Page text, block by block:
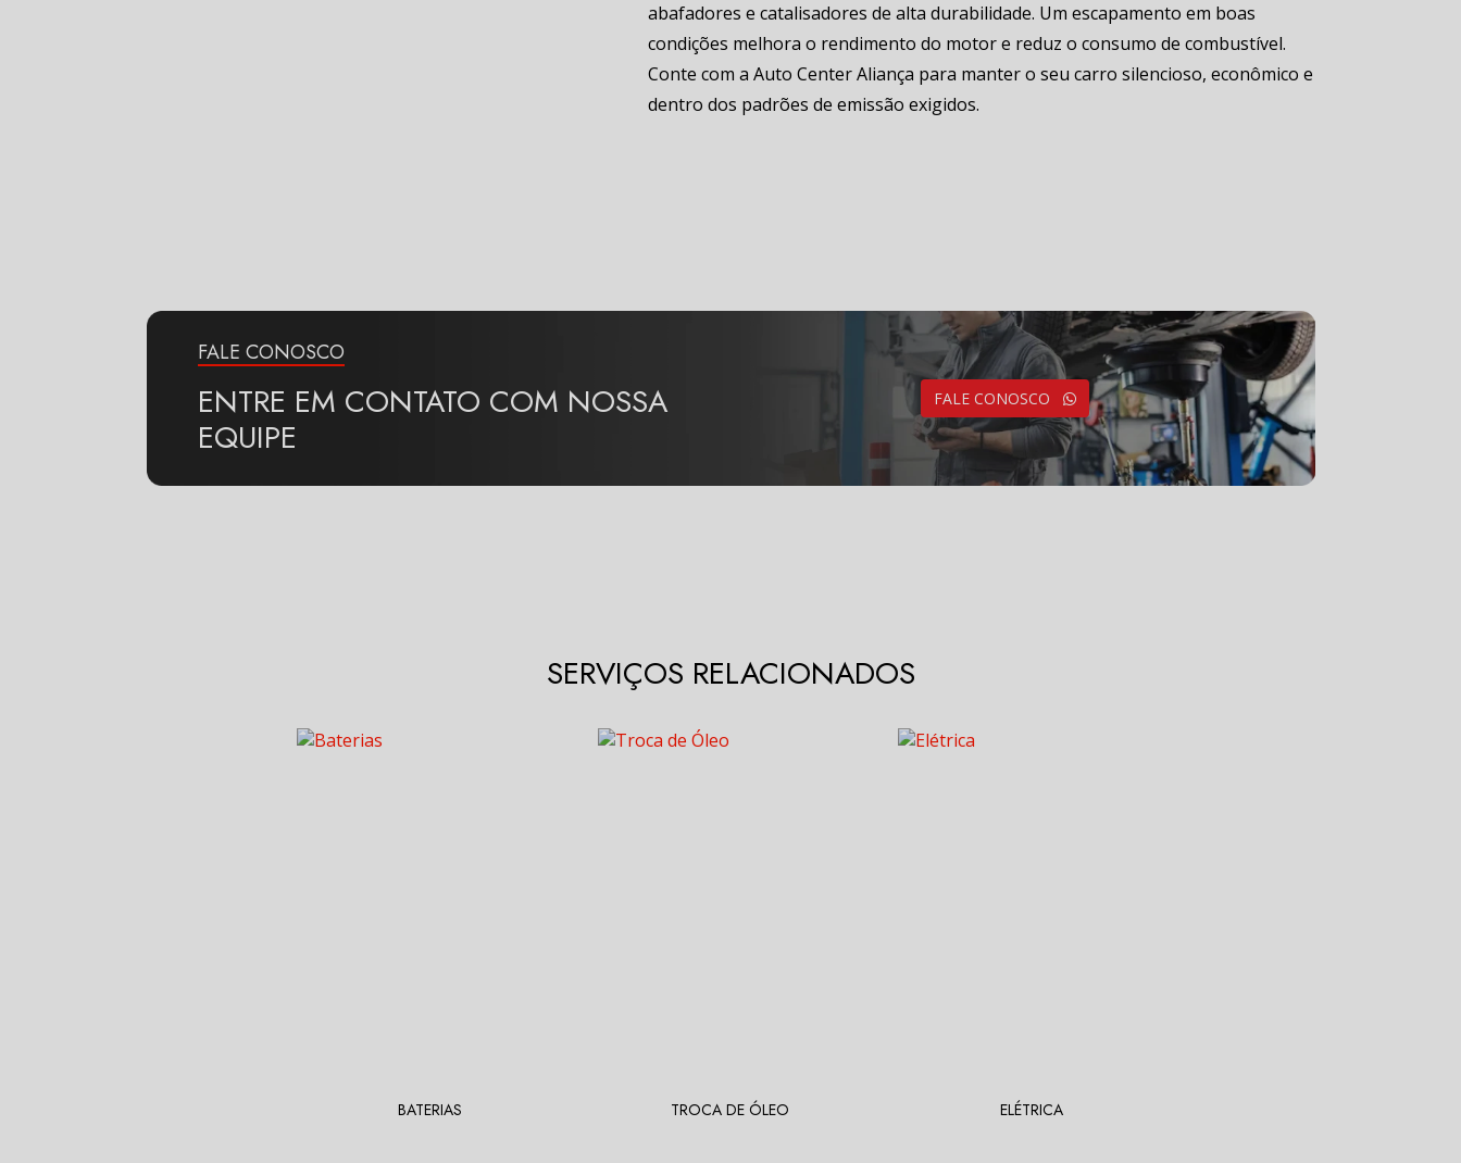
abafadores e catalisadores de alta durabilidade. Um escapamento em boas
condições melhora o rendimento do motor e reduz o consumo de combustível.
Conte com a Auto Center Aliança para manter o seu carro silencioso, econômico e
dentro dos padrões de emissão exigidos.
FALE CONOSCO
ENTRE EM CONTATO COM NOSSA
EQUIPE
FALE CONOSCO
SERVIÇOS RELACIONADOS
BATERIAS TROCA DE ÓLEO ELÉTRICA